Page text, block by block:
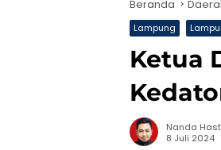
Beranda
Lampung
Ketua
Nanda
8 Juli 2024